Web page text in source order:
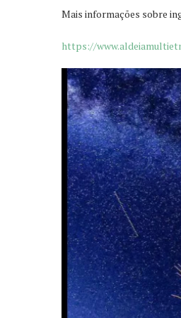
Mais informações sobre
https://